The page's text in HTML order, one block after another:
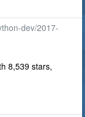
dev/2017-
8,539 stars,